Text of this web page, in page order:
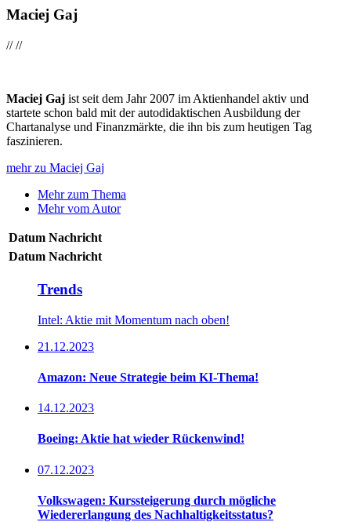
Maciej Gaj
////
Maciej Gaj ist seit dem Jahr 2007 im Aktienhandel aktiv und
startete schon bald mit der autodidaktischen Ausbildung der
Chartanalyse und Finanzmärkte, die ihn bis zum heutigen Tag
faszinieren.
mehr zu Maciej Gaj
Mehr zum Thema
Mehr vom Autor
Datum Nachricht
Datum Nachricht
Trends
Intel: Aktie mit Momentum nach oben!
21.12.2023
Amazon: Neue Strategie beim KI-Thema!
14.12.2023
Boeing: Aktie hat wieder Rückenwind!
07.12.2023
Volkswagen: Kurssteigerung durch mögliche
Wiedererlangung des Nachhaltigkeitsstatus?